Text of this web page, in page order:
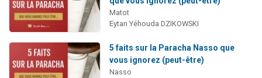
Il reste 49 places pour étudier en groupe sur Zoom
12 nouvelles musiques dans Torah-Box Music
Matot
Eytan Yéhouda DZIKOWSKI
5 faits sur la Paracha Nasso que
vous ignorez (peut-être)
Nasso